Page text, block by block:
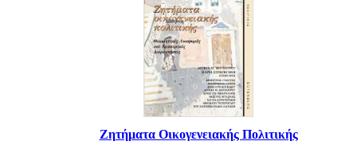
Ζητήματα Οικογενειακής Πολιτικής